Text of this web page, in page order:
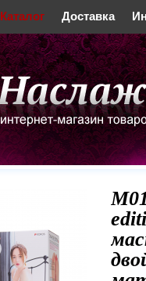
Каталог Доставка